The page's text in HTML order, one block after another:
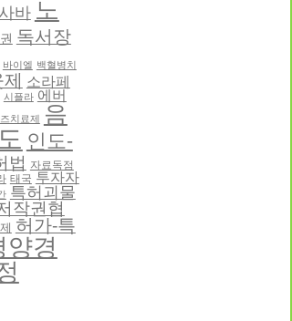
바 노
독서장
바이엘 백혈병치
소라페
시플라 에버
치료제 음
인도-
법 자료독점
태국 투자자
특허괴물
작권협
허가-특
경